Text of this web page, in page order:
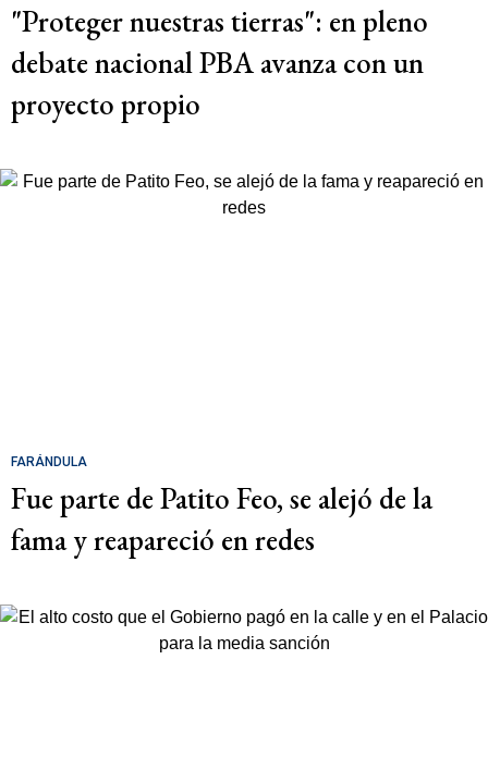
"Proteger nuestras tierras": en pleno
debate nacional PBA avanza con un
proyecto propio
FARÁNDULA
Fue parte de Patito Feo, se alejó de la
fama y reapareció en redes